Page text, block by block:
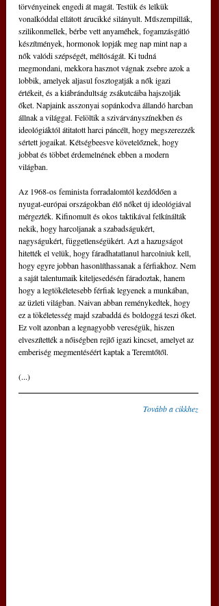
törvényeinek engedi át magát. Testük és lelkük
vonalkóddal ellátott árucikké silányult. Műszempillák,
szilikonmellek, bérbe vett anyaméhek, fogamzásgátló
készítmények, hormonok lopják meg nap mint nap a
nők valódi szépségét, méltóságát. Ki tudná
megmondani, mekkora hasznot vágnak zsebre azok a
lobbik, amelyek aljasul fosztogatják a nők igazi
értékeit, és a kiábrándultság zsákutcáiba hajszolják
őket. Nap­jaink asszonyai sopánkodva állandó harcban
állnak a világgal. Felöltik a szivárványszínekben és
ideoló­giáktól átitatott harci páncélt, hogy megszerezzék
sértett jogaikat. Kétségbeesve követelőznek, hogy
jobbat és többet érdemelnének ebben a modern
világban.
Az 1968-os feminista forradalomtól kezdődően a
nyugat-európai országokban élő nőket új ideológiával
mérgezték. Kifinomult és okos taktikával felkínálták
nekik, hogy harcoljanak a szabadságukért,
nagyságukért, függetlenségükért. Azt a hazugságot
hitették el velük, hogy fáradhatatlanul harcolniuk kell,
hogy egyre jobban hasonlíthassanak a férfiakhoz. Nem
a saját talentu­maik kiteljesedésén fáradoztak, hanem
hogy a legtökéletesebb férfiak legyenek a munkában,
az üzleti világban. Naivan abban reménykedtek, hogy
ez a tökéletesség majd szabaddá és boldoggá teszi őket.
Ez volt azonban a legnagyobb vereségük, hiszen
elveszítették a nőiségben rejlő igazi kincset, amelyet az
emberiség megmentéséért kaptak a Teremtőtől.
(...)
Tovább a cikkhez